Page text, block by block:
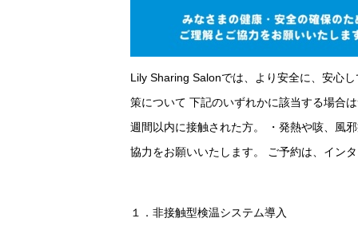
Lily Sharing Salonでは、より安全に、安心
策について 下記のいずれかに該当する場合
週間以内に接触された方。 ・発熱や咳、風
協力をお願いいたします。 ご予約は、イン
１．非接触型検温システム導入